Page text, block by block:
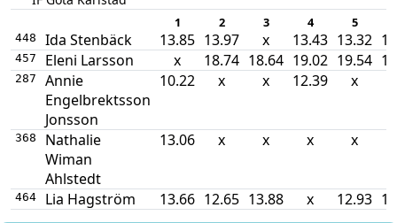
1 2 3 4 5
448 Ida Stenbäck 13.85 13.97 x 13.43 13.32
457 Eleni Larsson x 18.74 18.64 19.02 19.54
287
Annie
Engelbrektsson
Jonsson
10.22 x x 12.39 x
368
Nathalie
Wiman
Ahlstedt
13.06 x x x x
464 Lia Hagström 13.66 12.65 13.88 x 12.93